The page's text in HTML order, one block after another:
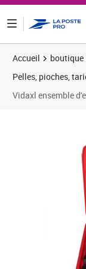
Accueil boutique
Pelles, pioches,
Vidaxl ensemble